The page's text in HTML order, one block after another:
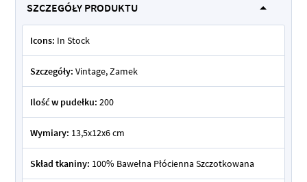
SZCZEGÓŁY PRODUKTU
Icons: In Stock
Szczegóły: Vintage, Zamek
Ilość w pudełku: 200
Wymiary: 13,5x12x6 cm
Skład tkaniny: 100% Bawełna Płócienna Szczotkowana